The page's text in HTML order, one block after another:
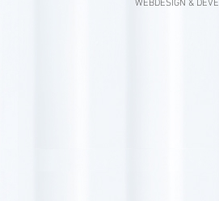
WEBDESIGN &